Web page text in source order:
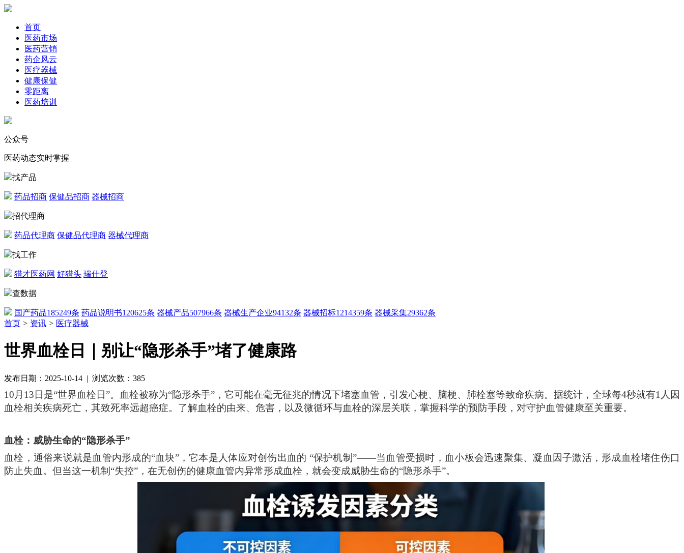
首页
医药市场
医药营销
药企风云
医疗器械
健康保健
零距离
医药培训
公众号
医药动态实时掌握
找产品
药品招商 保健品招商 器械招商
招代理商
药品代理商 保健品代理商 器械代理商
找工作
猎才医药网 好猎头 瑞仕登
查数据
国产药品185249条 药品说明书120625条 器械产品507966条 器械生产企业94132条 器械招标1214359条 器械采集29362条
首页 > 资讯 > 医疗器械
世界血栓日｜别让“隐形杀手”堵了健康路
发布日期：2025-10-14 | 浏览次数：385
10月13日是“世界血栓日”。 血栓被称为“隐形杀手” ，它可能在毫无征兆的情况下堵塞血管，引发心梗、脑梗、肺栓塞等致命疾病。据统计，全球每4秒就有1人因
血栓相关疾病死亡，其致死率远超癌症。了解血栓的由来、危害，以及微循环与血栓的深层关联，掌握科学的预防手段，对守护血管健康至关重要。
血栓：威胁生命的“隐形杀手”
血栓，通俗来说就是血管内形成的“血块”，它本是人体应对创伤出血的 “保护机制”——当血管受损时，血小板会迅速聚集、凝血因子激活，形成血栓堵住伤口
防止失血。但当这一机制“失控”，在无创伤的健康血管内异常形成血栓，就会变成威胁生命的“隐形杀手”。